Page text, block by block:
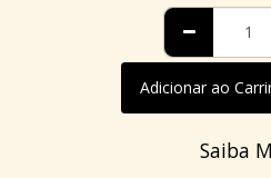
Adicionar ao
Saiba